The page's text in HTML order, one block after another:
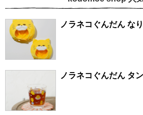
ノラネコぐんだん な